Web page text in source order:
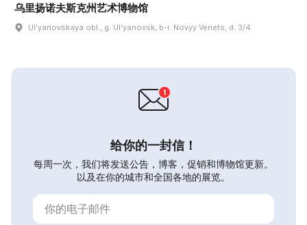
乌里扬诺夫斯克州艺术博物馆
Ulʹyanovskaya obl., g. Ulʹyanovsk, b-r. Novyy Venets, d. 3/4
给你的一封信！
每周一次，我们将发送公告，博客，促销和博物馆更新。
以及在你的城市和全国各地的展览。